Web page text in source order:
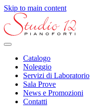
Skip to main content
Catalogo
Noleggio
Servizi di Laboratorio
Sala Prove
News e Promozioni
Contatti